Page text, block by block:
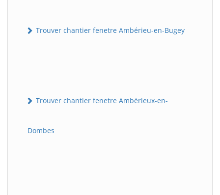
Trouver chantier fenetre Ambérieu-en-Bugey
Trouver chantier fenetre Ambérieux-en-
Dombes